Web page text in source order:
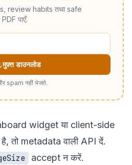
review habits तथा safe
पाएँ.
मुफ़्त डाउनलोड
spam नहीं भेजते.
widget या client-side
तो metadata वाली API दें.
accept न करें.